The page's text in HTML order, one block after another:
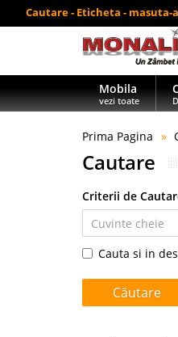
Cautare - Eticheta - masuta-
Mobila
vezi toate
Prima Pagina
Cautare
Criterii de
Cauta si in